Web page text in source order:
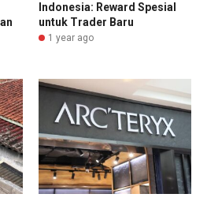
Indonesia: Reward Spesial
untuk Trader Baru
1 year ago